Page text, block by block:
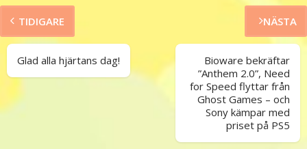
TIDIGARE
Glad alla hjärtans dag!
NÄSTA
Bioware bekräftar
”Anthem 2.0”, Need
for Speed flyttar från
Ghost Games – och
Sony kämpar med
priset på PS5